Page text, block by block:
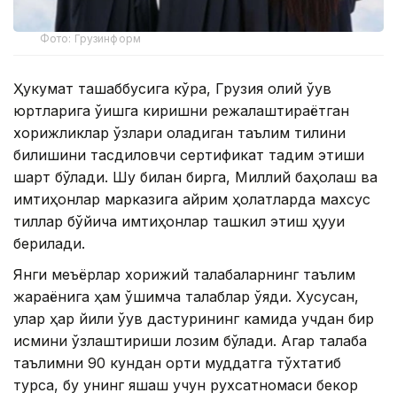
Фото: Грузинформ
Ҳукумат ташаббусига кўра, Грузия олий ўқув
юртларига ўқишга киришни режалаштираётган
хорижликлар ўзлари оладиган таълим тилини
билишини тасдиқловчи сертификат тақдим этиши
шарт бўлади. Шу билан бирга, Миллий баҳолаш ва
имтиҳонлар марказига айрим ҳолатларда махсус
тиллар бўйича имтиҳонлар ташкил этиш ҳуқуқи
берилади.
Янги меъёрлар хорижий талабаларнинг таълим
жараёнига ҳам қўшимча талаблар қўяди. Хусусан,
улар ҳар йили ўқув дастурининг камида учдан бир
қисмини ўзлаштириши лозим бўлади. Агар талаба
таълимни 90 кундан ортиқ муддатга тўхтатиб
турса, бу унинг яшаш учун рухсатномаси бекор